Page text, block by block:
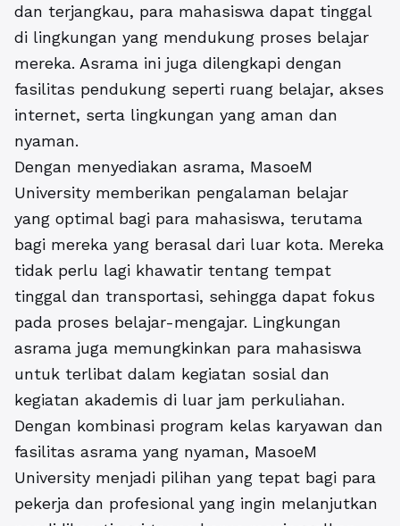
dan terjangkau, para mahasiswa dapat tinggal
di lingkungan yang mendukung proses belajar
mereka. Asrama ini juga dilengkapi dengan
fasilitas pendukung seperti ruang belajar, akses
internet, serta lingkungan yang aman dan
nyaman.
Dengan menyediakan asrama, MasoeM
University memberikan pengalaman belajar
yang optimal bagi para mahasiswa, terutama
bagi mereka yang berasal dari luar kota. Mereka
tidak perlu lagi khawatir tentang tempat
tinggal dan transportasi, sehingga dapat fokus
pada proses belajar-mengajar. Lingkungan
asrama juga memungkinkan para mahasiswa
untuk terlibat dalam kegiatan sosial dan
kegiatan akademis di luar jam perkuliahan.
Dengan kombinasi program kelas karyawan dan
fasilitas asrama yang nyaman, MasoeM
University menjadi pilihan yang tepat bagi para
pekerja dan profesional yang ingin melanjutkan